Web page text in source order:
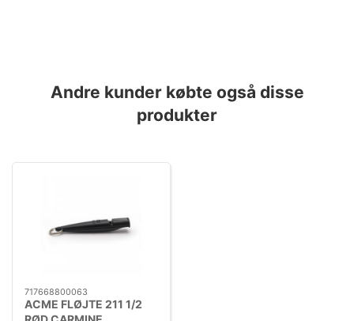
Andre kunder købte også disse
produkter
717668800063
ACME FLØJTE 211 1/2